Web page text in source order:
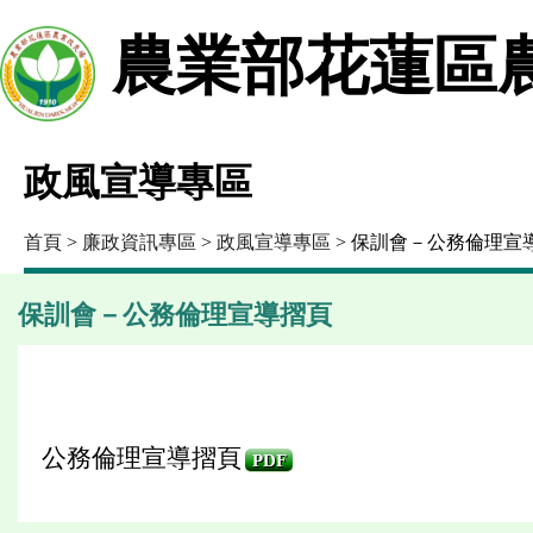
農業部花蓮區
政風宣導專區
首頁 > 廉政資訊專區 > 政風宣導專區 > 保訓會－公務倫理宣
保訓會－公務倫理宣導摺頁
公務倫理宣導摺頁 PDF